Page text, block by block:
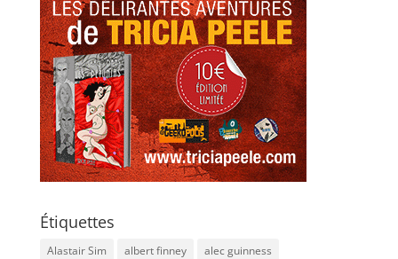
Étiquettes
Alastair Sim albert finney
alec guinness